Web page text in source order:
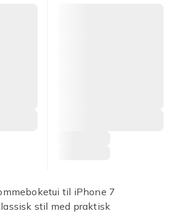
til iPhone 7
stil med praktisk